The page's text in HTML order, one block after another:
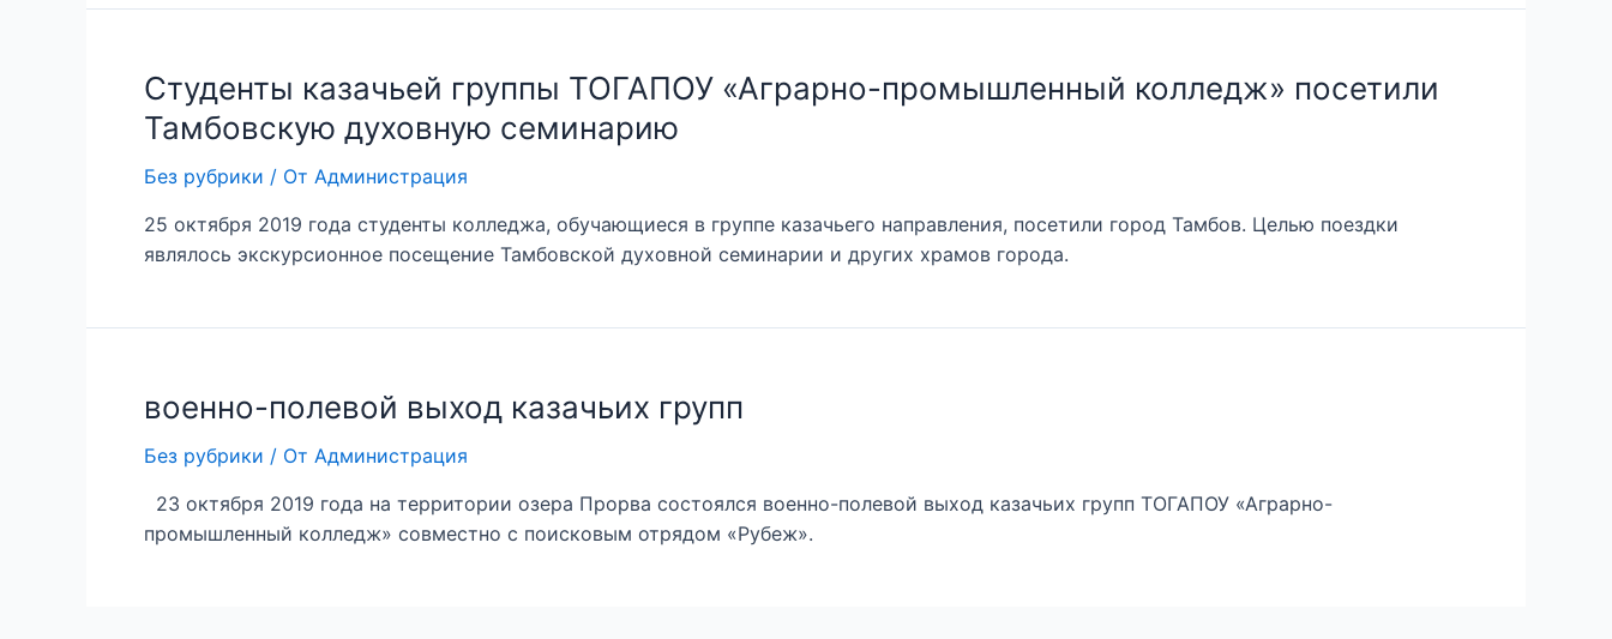
Студенты казачьей группы ТОГАПОУ «Аграрно-промышленный колледж» посетили
Тамбовскую духовную семинарию
Без рубрики / От Администрация
25 октября 2019 года студенты колледжа, обучающиеся в группе казачьего направления, посетили город Тамбов. Целью поездки
являлось экскурсионное посещение Тамбовской духовной семинарии и других храмов города.
военно-полевой выход казачьих групп
Без рубрики / От Администрация
23 октября 2019 года на территории озера Прорва состоялся военно-полевой выход казачьих групп ТОГАПОУ «Аграрно-
промышленный колледж» совместно с поисковым отрядом «Рубеж».